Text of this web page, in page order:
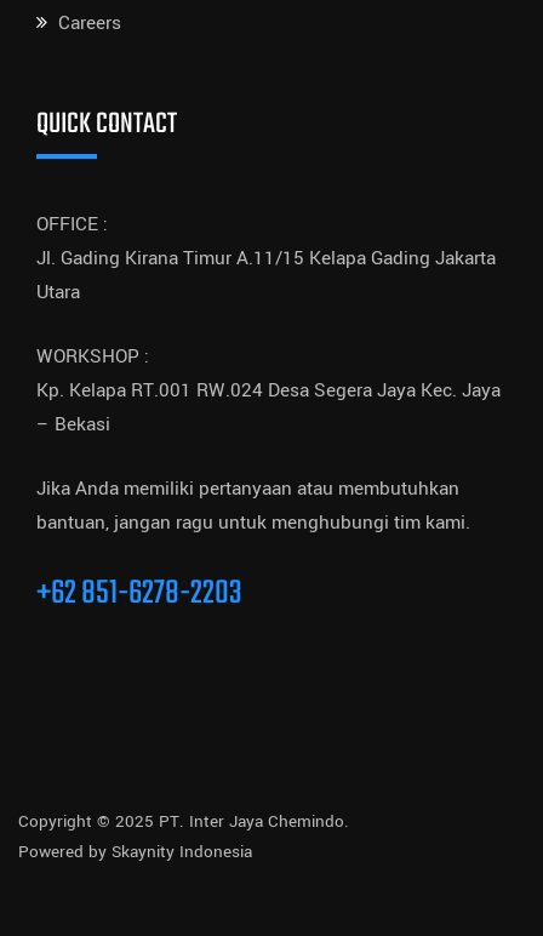
Careers
QUICK CONTACT
OFFICE :
Jl. Gading Kirana Timur A.11/15 Kelapa Gading Jakarta
Utara
WORKSHOP :
Kp. Kelapa RT.001 RW.024 Desa Segera Jaya Kec. Jaya
– Bekasi
Jika Anda memiliki pertanyaan atau membutuhkan
bantuan, jangan ragu untuk menghubungi tim kami.
+62 851-6278-2203
Copyright © 2025 PT. Inter Jaya Chemindo.
Powered by Skaynity Indonesia